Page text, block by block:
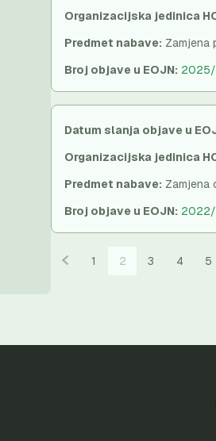
Organizacijska jedinica
Predmet nabave: Zamjena
Broj objave u EOJN:
Datum slanja objave u
Organizacijska jedinica
Predmet nabave: Zamjena
Broj objave u EOJN:
1 2 3 4 5